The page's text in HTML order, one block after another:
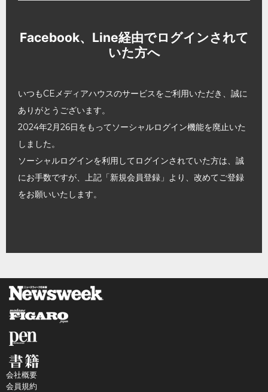
Facebook、Line経由でログインされて
いた方へ
いつもCEメディアハウスのサービスをご利用いただき、誠に
ありがとうございます。
2024年2月26日をもってソーシャルログイン機能を廃止いた
しました。
ソーシャルログインを利用してログインされていた方は、誠
にお手数ですが、上記「新規会員登録」より、改めてご登録
をお願いいたします。
会社概要
会員規約